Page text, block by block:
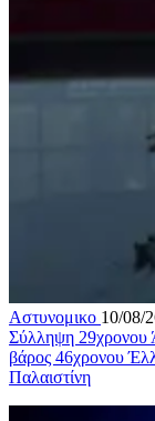
Αστυνομικο 10/08/
Σύλληψη 29χρονου
βάρος 46χρονου
Παλαιστίνη